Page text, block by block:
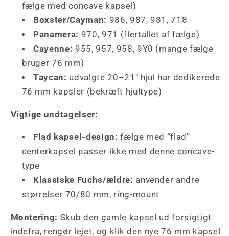
fælge med concave kapsel)
Boxster/Cayman: 986, 987, 981, 718
Panamera: 970, 971 (flertallet af fælge)
Cayenne: 955, 957, 958, 9Y0 (mange fælge
bruger 76 mm)
Taycan: udvalgte 20–21" hjul har dedikerede
76 mm kapsler (bekræft hjultype)
Vigtige undtagelser:
Flad kapsel-design: fælge med “flad”
centerkapsel passer ikke med denne concave-
type
Klassiske Fuchs/ældre: anvender andre
størrelser 70/80 mm, ring-mount
Montering: Skub den gamle kapsel ud forsigtigt
indefra, rengør lejet, og klik den nye 76 mm kapsel